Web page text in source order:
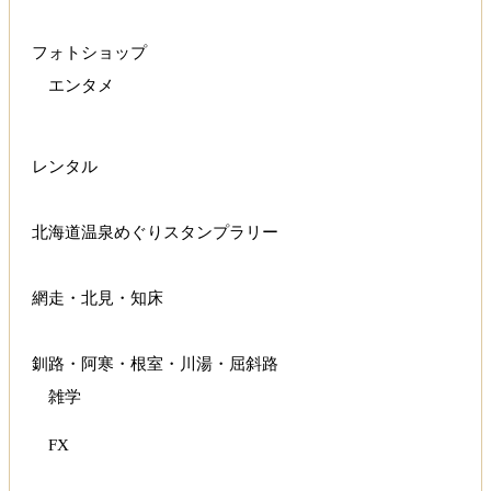
フォトショップ
エンタメ
レンタル
北海道温泉めぐりスタンプラリー
網走・北見・知床
釧路・阿寒・根室・川湯・屈斜路
雑学
FX